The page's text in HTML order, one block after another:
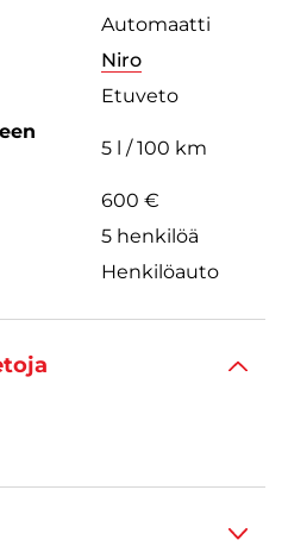
Automaatti
Niro
Etuveto
5 l / 100 km
600 €
5 henkilöä
Henkilöauto